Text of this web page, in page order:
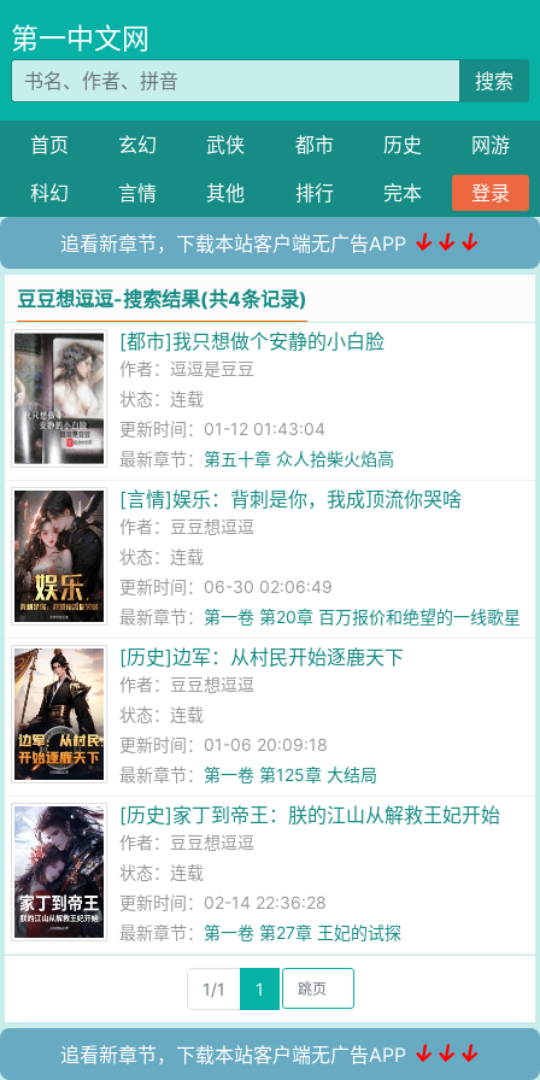
第一中文网
搜索
首页 玄幻 武侠 都市 历史
网游
科幻
言情 其他 排行 完本 登录
追看新章节，下载本站客户端无广告APP ↓↓↓
豆豆想逗逗-搜索结果(共4条记录)
[都市]我只想做个安静的小白脸
作者： 逗逗是豆豆
状态：连载
更新时间：01-12 01:43:04
最新章节：第五十章 众人拾柴火焰高
[言情]娱乐：背刺是你，我成顶流你哭啥
作者： 豆豆想逗逗
状态：连载
更新时间：06-30 02:06:49
最新章节：第一卷 第20章 百万报价和绝望的一线歌星
[历史]边军：从村民开始逐鹿天下
作者： 豆豆想逗逗
状态：连载
更新时间：01-06 20:09:18
最新章节：第一卷 第125章 大结局
[历史]家丁到帝王：朕的江山从解救王妃开始
作者： 豆豆想逗逗
状态：连载
更新时间：02-14 22:36:28
最新章节：第一卷 第27章 王妃的试探
1/1 1
追看新章节，下载本站客户端无广告APP ↓↓↓